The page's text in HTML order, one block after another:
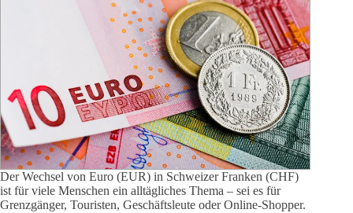
Der Wechsel von Euro (EUR) in Schweizer Franken (CHF)
ist für viele Menschen ein alltägliches Thema – sei es für
Grenzgänger, Touristen, Geschäftsleute oder Online-Shopper.